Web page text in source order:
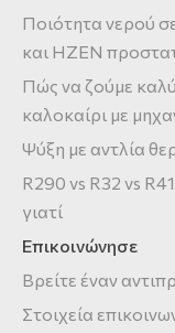
Ποιότητα νερού
και HZEN
Πώς να ζούμε
καλοκαίρι με
Ψύξη με αντλία
R290 vs R32 vs
γιατί
Επικοινώνησε
Βρείτε έναν
Στοιχεία